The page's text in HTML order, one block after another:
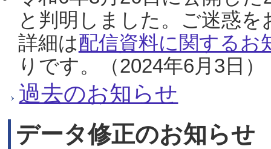
と判明しました。ご迷惑
詳細は配信資料に関するお
りです。（2024年6月3日）
過去のお知らせ
データ修正のお知らせ